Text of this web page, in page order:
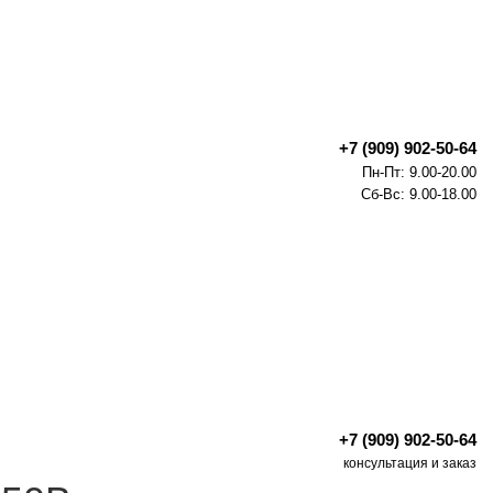
+7 (909) 902-50-64
Пн-Пт: 9.00-20.00
Сб-Вс: 9.00-18.00
+7 (909) 902-50-64
консультация и заказ